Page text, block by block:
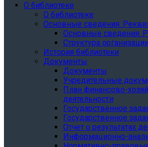
О библиотеке
О библиотеке
Основные сведения.
Основные сведения.
Структура организации
История библиотеки
Документы
Документы
Учредительные
План финансово-
деятельности
Государственное
Государственное
Отчет о результатах
Информационно-